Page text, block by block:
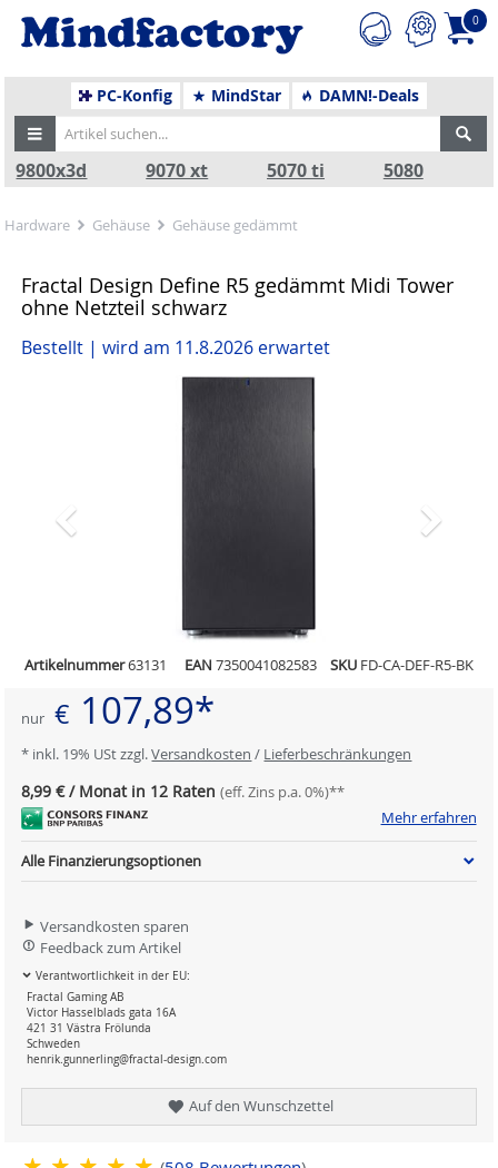
0
PC-Konfig MindStar DAMN!-Deals
9800x3d 9070 xt 5070 ti 5080
Hardware Gehäuse Gehäuse gedämmt
Fractal Design Define R5 gedämmt Midi Tower
ohne Netzteil schwarz
Bestellt | wird am 11.8.2026 erwartet
Artikelnummer63131 EAN 7350041082583 SKU FD-CA-DEF-R5-BK
nur € 107,89*
* inkl. 19% USt zzgl.Versandkosten / Lieferbeschränkungen
8,99 € / Monat in 12 Raten (eff. Zins p.a. 0%)**
Mehr erfahren
Alle Finanzierungsoptionen
Versandkosten sparen
Feedback zum Artikel
Verantwortlichkeit in der EU:
Fractal Gaming AB
Victor Hasselblads gata 16A
421 31 Västra Frölunda
Schweden
henrik.gunnerling@fractal-design.com
Auf den Wunschzettel